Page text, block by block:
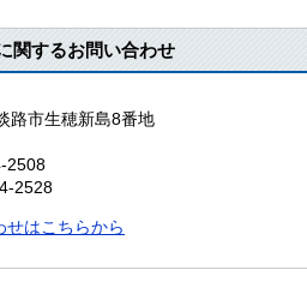
関するお問い合わせ
路市生穂新島8番地
2508
2528
せはこちらから